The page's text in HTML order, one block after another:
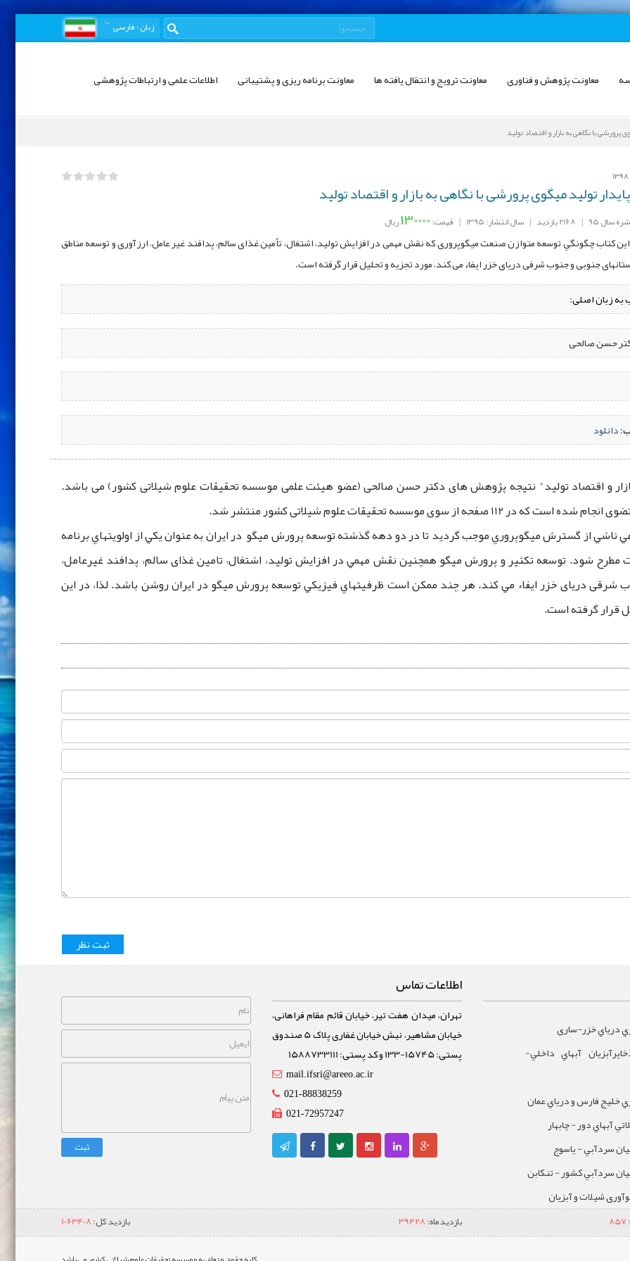
زبان: فارسی
معاونت پژوهش و فناوری معاونت ترویج و انتقال یافته ها معاونت برنامه ریزی و پشتیبانی اطلاعات علمی و ارتباطات پژوهشی
پرورشی با نگاهی به بازار و اقتصاد تولید
تولید میگوی پرورشی با نگاهی به بازار و اقتصاد تولید
سال 95 | 2168 بازدید | سال انتشار: 1395 | قیمت:130000ریال
کتاب چگونگي توسعه متوازن صنعت میگوپروری که نقش مهمی در افزایش تولید، اشتغال، تأمین غذای سالم، پدافند غیر عامل، ارزآوری و توسعه مناطق
جنوبی و جنوب شرفی دریای خزر ایفاء می کند، مورد تجزيه و تحليل قرار گرفته است.
به زبان اصلی:
حسن صالحی
دانلود
و اقتصاد تولید" نتیجه پژوهش های دکتر حسن صالحی (عضو هیئت علمی موسسه تحقیقات علوم شیلاتی کشور) می باشد.
موسسه تحقیقات علوم شیلاتی کشور منتشر شد.
ناشي از گسترش ميگوپروري موجب گرديد تا در دو دهه گذشته توسعه پرورش ميگو در ايران به عنوان يكي از اولويتهاي برنامه
شود. توسعه تكثير و پرورش میگو همچنين نقش مهمي در افزايش تولید، اشتغال، تامین غذای سالم، پدافند غیرعامل،
شرقی دریای خزر ايفاء مي ‌كند. هر چند ممكن است ظرفيتهاي فيزيكي توسعه پرورش میگو در ايران روشن باشد. لذا، در این
قرار گرفته است.
درياي خزر-ساری
آبهاي داخلي-
خليج فارس و درياي عمان
آبهاي دور - چابهار
سردآبي - ياسوج
سردآبي کشور - تنکابن
شیلات و آبزیان
اطلاعات تماس
تهران، میدان هفت تیر، خیابان قائم مقام فراهانی،
خیابان مشاهیر، نبش خیابان غفاری پلاک 5 صندوق
پستی: 15745-133 و کد پستی: 1588733111
mail.ifsri@areeo.ac.ir
021-88838259
021-72957247
ثبت
857 بازدید ماه:39428 بازدید کل:1063408